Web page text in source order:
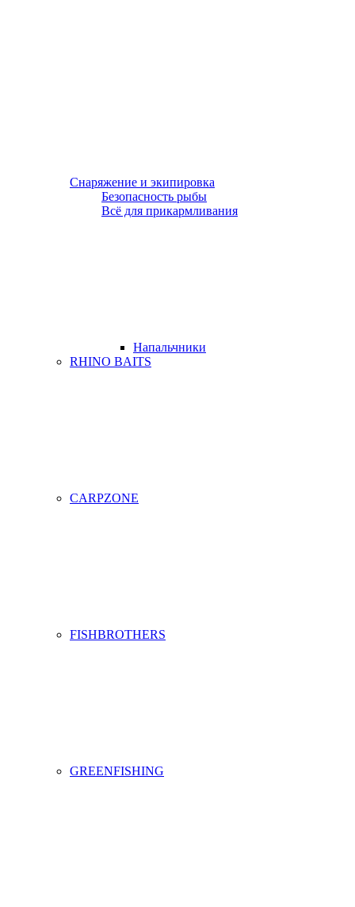
Снаряжение и экипировка
Безопасность рыбы
Всё для прикармливания
Напальчники
RHINO BAITS
CARPZONE
FISHBROTHERS
GREENFISHING